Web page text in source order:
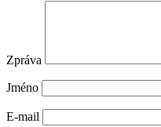
Zpráva
Jméno
E-mail